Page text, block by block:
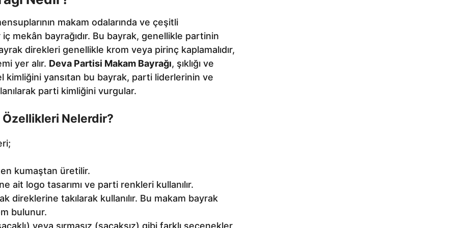
makam odalarında ve çeşitli
mekân bayrağıdır. Bu bayrak, genellikle partinin
direkleri genellikle krom veya pirinç kaplamalıdır,
yer alır. Deva Partisi Makam Bayrağı, şıklığı ve
yansıtan bu bayrak, parti liderlerinin ve
parti kimliğini vurgular.
Özellikleri Nelerdir?
kumaştan üretilir.
ait logo tasarımı ve parti renkleri kullanılır.
direklerine takılarak kullanılır. Bu makam bayrak
bulunur.
veya sırmasız (saçaksız) gibi farklı seçenekler